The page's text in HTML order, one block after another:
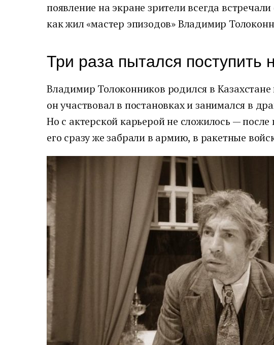
появление на экране зрители всегда
как жил «мастер эпизодов» Владимир
Три раза пытался поступить
Владимир Толоконников родился в Казахстане
он участвовал в постановках и занимался в
Но с актерской карьерой не сложилось — после
его сразу же забрали в армию, в ракетные